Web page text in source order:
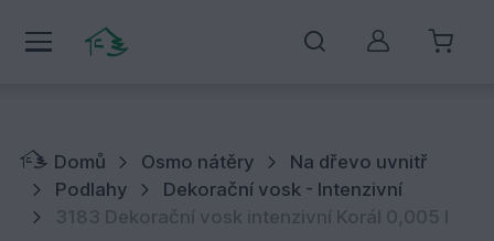
Můj účet
Domů Osmo nátěry
Na dřevo uvnitř
Podlahy
Dekorační vosk - Intenzivní
3183 Dekorační vosk intenzivní Korál 0,005 l